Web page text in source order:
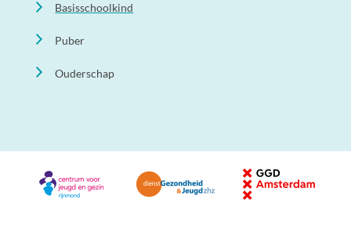
Basisschoolkind
Puber
Ouderschap